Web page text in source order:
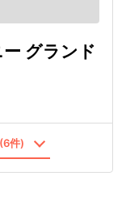
グランド
件)